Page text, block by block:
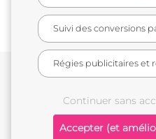
e-
Suivi des conversions
Régies publicitaires et